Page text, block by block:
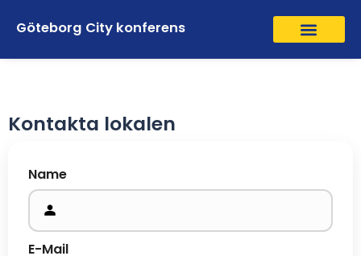
Göteborg City konferens
Kontakta lokalen
Name
E-Mail